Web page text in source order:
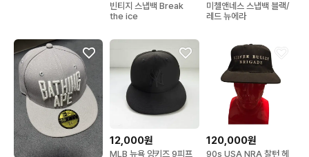
빈티지 스냅백 Break
the ice
미첼앤네스 스냅백 블랙/
레드 뉴에라
12,000원
MLB 뉴욕 양키즈 9피프
120,000원
90s USA NRA 찰턴 헤